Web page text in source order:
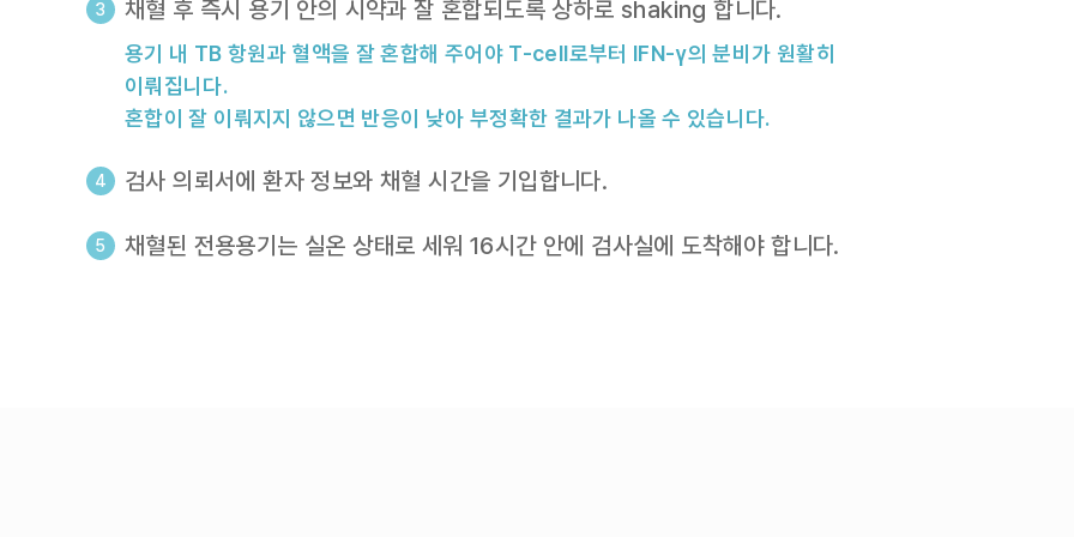
채혈 후 즉시 용기 안의 시약과 잘 혼합되도록 상하로 shaking 합니다.
용기 내 TB 항원과 혈액을 잘 혼합해 주어야 T-cell로부터 IFN-γ의 분비가 원활히
이뤄집니다.
혼합이 잘 이뤄지지 않으면 반응이 낮아 부정확한 결과가 나올 수 있습니다.
검사 의뢰서에 환자 정보와 채혈 시간을 기입합니다.
채혈된 전용용기는 실온 상태로 세워 16시간 안에 검사실에 도착해야 합니다.